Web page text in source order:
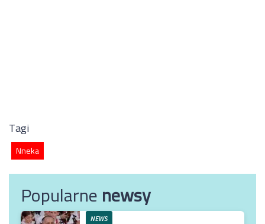
Tagi
Nneka
Popularnenewsy
NEWS